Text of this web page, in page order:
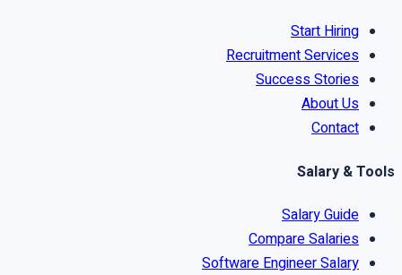
Start Hiring
Recruitment Services
Success Stories
About Us
Contact
Salary & Tools
Salary Guide
Compare Salaries
Software Engineer Salary